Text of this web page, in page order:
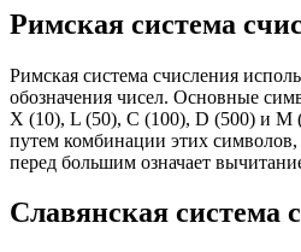
Римская система
Римская система счисления
обозначения чисел. Основные
X (10), L (50), C (100), D (500) и
путем комбинации этих
перед большим означает
Славянская система